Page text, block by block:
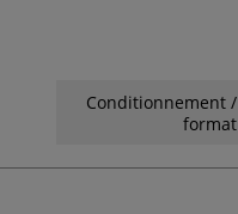
Conditionnement /
format